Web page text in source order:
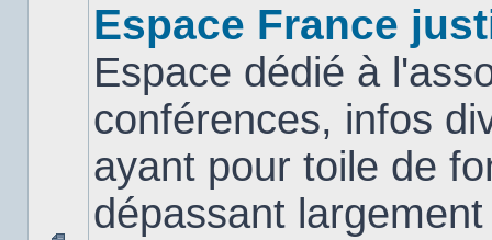
Espace France
Espace dédié à
conférences, infos
ayant pour toile de
dépassant